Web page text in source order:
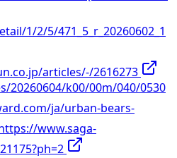
1/2/5/471_5_r_20260602_1
articles/-/2616273
20260604/k00/00m/040/0530
ja/urban-bears-
www.saga-